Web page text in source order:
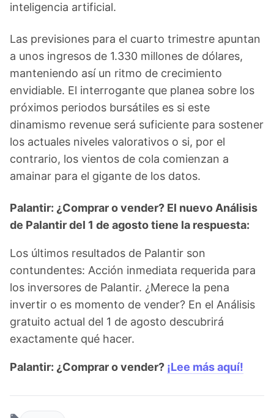
inteligencia artificial.
Las previsiones para el cuarto trimestre apuntan
a unos ingresos de 1.330 millones de dólares,
manteniendo así un ritmo de crecimiento
envidiable. El interrogante que planea sobre los
próximos periodos bursátiles es si este
dinamismo revenue será suficiente para sostener
los actuales niveles valorativos o si, por el
contrario, los vientos de cola comienzan a
amainar para el gigante de los datos.
Palantir: ¿Comprar o vender? El nuevo Análisis
de Palantir del 1 de agosto tiene la respuesta:
Los últimos resultados de Palantir son
contundentes: Acción inmediata requerida para
los inversores de Palantir. ¿Merece la pena
invertir o es momento de vender? En el Análisis
gratuito actual del 1 de agosto descubrirá
exactamente qué hacer.
Palantir: ¿Comprar o vender? ¡Lee más aquí!